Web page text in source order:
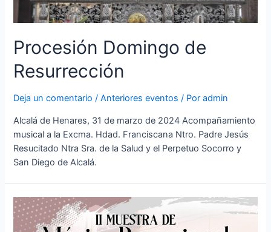
Procesión Domingo de
Resurrección
Deja un comentario /Anteriores eventos / Poradmin
Alcalá de Henares, 31 de marzo de 2024 Acompañamiento
musical a la Excma. Hdad. Franciscana Ntro. Padre Jesús
Resucitado Ntra Sra. de la Salud y el Perpetuo Socorro y
San Diego de Alcalá.